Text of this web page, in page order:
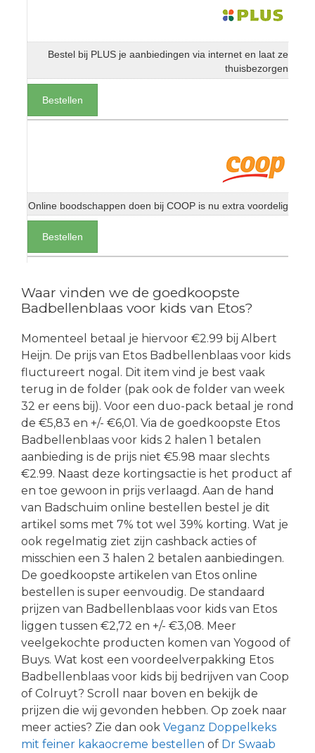
Bestel bij PLUS je aanbiedingen via internet en laat ze
thuisbezorgen
Bestellen
Online boodschappen doen bij COOP is nu extra voordelig
Bestellen
Waar vinden we de goedkoopste
Badbellenblaas voor kids van Etos?
Momenteel betaal je hiervoor €2.99 bij Albert
Heijn. De prijs van Etos Badbellenblaas voor kids
fluctureert nogal. Dit item vind je best vaak
terug in de folder (pak ook de folder van week
32 er eens bij). Voor een duo-pack betaal je rond
de €5,83 en +/- €6,01. Via de goedkoopste Etos
Badbellenblaas voor kids 2 halen 1 betalen
aanbieding is de prijs niet €5.98 maar slechts
€2.99. Naast deze kortingsactie is het product af
en toe gewoon in prijs verlaagd. Aan de hand
van Badschuim online bestellen bestel je dit
artikel soms met 7% tot wel 39% korting. Wat je
ook regelmatig ziet zijn cashback acties of
misschien een 3 halen 2 betalen aanbiedingen.
De goedkoopste artikelen van Etos online
bestellen is super eenvoudig. De standaard
prijzen van Badbellenblaas voor kids van Etos
liggen tussen €2,72 en +/- €3,08. Meer
veelgekochte producten komen van Yogood of
Buys. Wat kost een voordeelverpakking Etos
Badbellenblaas voor kids bij bedrijven van Coop
of Colruyt? Scroll naar boven en bekijk de
prijzen die wij gevonden hebben. Op zoek naar
meer acties? Zie dan ook Veganz Doppelkeks
mit feiner kakaocreme bestellen of Dr Swaab